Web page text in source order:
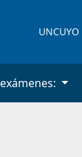
UNCUYO